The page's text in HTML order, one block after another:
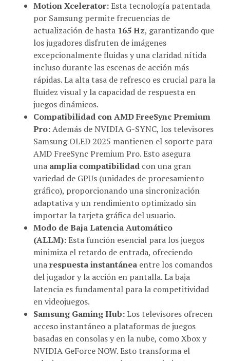
por Samsung permite frecuencias de
actualización de hasta165 Hz, garantizando que
los jugadores disfruten de imágenes
excepcionalmente fluidas y una claridad nítida
incluso durante las escenas de acción más
rápidas. La alta tasa de refresco es crucial para la
fluidez visual y la capacidad de respuesta en
juegos dinámicos.
Compatibilidad con AMD FreeSync Premium
Pro:Además de NVIDIA G-SYNC, los televisores
Samsung OLED 2025 mantienen el soporte para
AMD FreeSync Premium Pro. Esto asegura
unaamplia compatibilidadcon una gran
variedad de GPUs (unidades de procesamiento
gráfico), proporcionando una sincronización
adaptativa y un rendimiento optimizado sin
importar la tarjeta gráfica del usuario.
Modo de Baja Latencia Automático
(ALLM):Esta función esencial para los juegos
minimiza el retardo de entrada, ofreciendo
unarespuesta instantáneaentre los comandos
del jugador y la acción en pantalla. La baja
latencia es fundamental para la competitividad
en videojuegos.
Samsung Gaming Hub:
acceso instantáneo a plataformas de juegos
basadas en consolas y en la nube, como Xbox y
NVIDIA GeForce NOW. Esto transforma el
televisor en un centro de entretenimiento